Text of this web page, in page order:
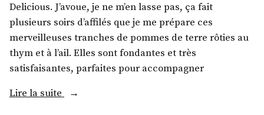
Delicious. J’avoue, je ne m’en lasse pas, ça fait
plusieurs soirs d’affilés que je me prépare ces
merveilleuses tranches de pommes de terre rôties au
thym et à l’ail. Elles sont fondantes et très
satisfaisantes, parfaites pour accompagner
Lire la suite
« Des